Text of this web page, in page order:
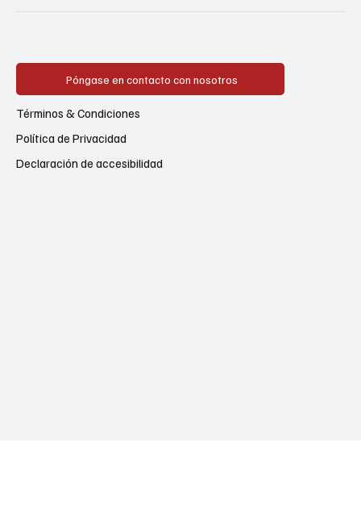
Póngase en contacto con nosotros
Política de Privacidad
Términos & Condiciones
Declaración de accesibilidad